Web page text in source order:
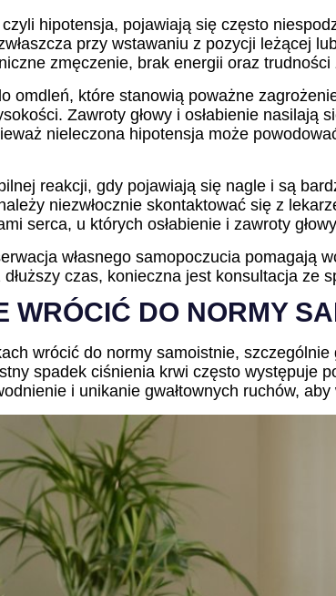
hipotensja, pojawiają się często
przy wstawaniu z pozycji leżącej
zmęczenie, brak energii oraz trudności
omdleń, które stanowią poważne
Zawroty głowy i osłabienie nasilają
nieleczona hipotensja może
reakcji, gdy pojawiają się nagle i są
niezwłocznie skontaktować się z
serca, u których osłabienie i zawroty
własnego samopoczucia pomagają
czas, konieczna jest konsultacja
WRÓCIĆ DO NORMY
wrócić do normy samoistnie,
spadek ciśnienia krwi często występuje
i unikanie gwałtownych ruchów,